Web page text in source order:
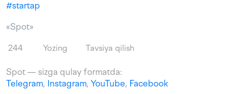
#startap
«Spot»
244 Yozing Tavsiya qilish
Spot — sizga qulay formatda:
Telegram, Instagram, YouTube, Facebook